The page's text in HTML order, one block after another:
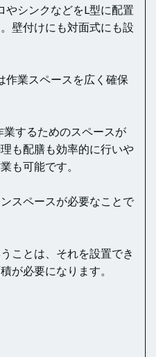
やシンクなどをL型に配置
壁付けにも対面式にも設
作業スペースを広く確保
するためのスペースが
も配膳も効率的に行いや
も可能です。
スペースが必要なことで
ことは、それを設置でき
が必要になります。